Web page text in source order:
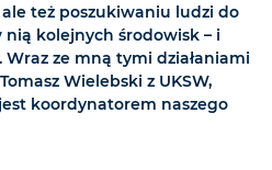
też poszukiwaniu ludzi do
nią kolejnych środowisk – i
ze mną tymi działaniami
Wielebski z UKSW,
koordynatorem naszego